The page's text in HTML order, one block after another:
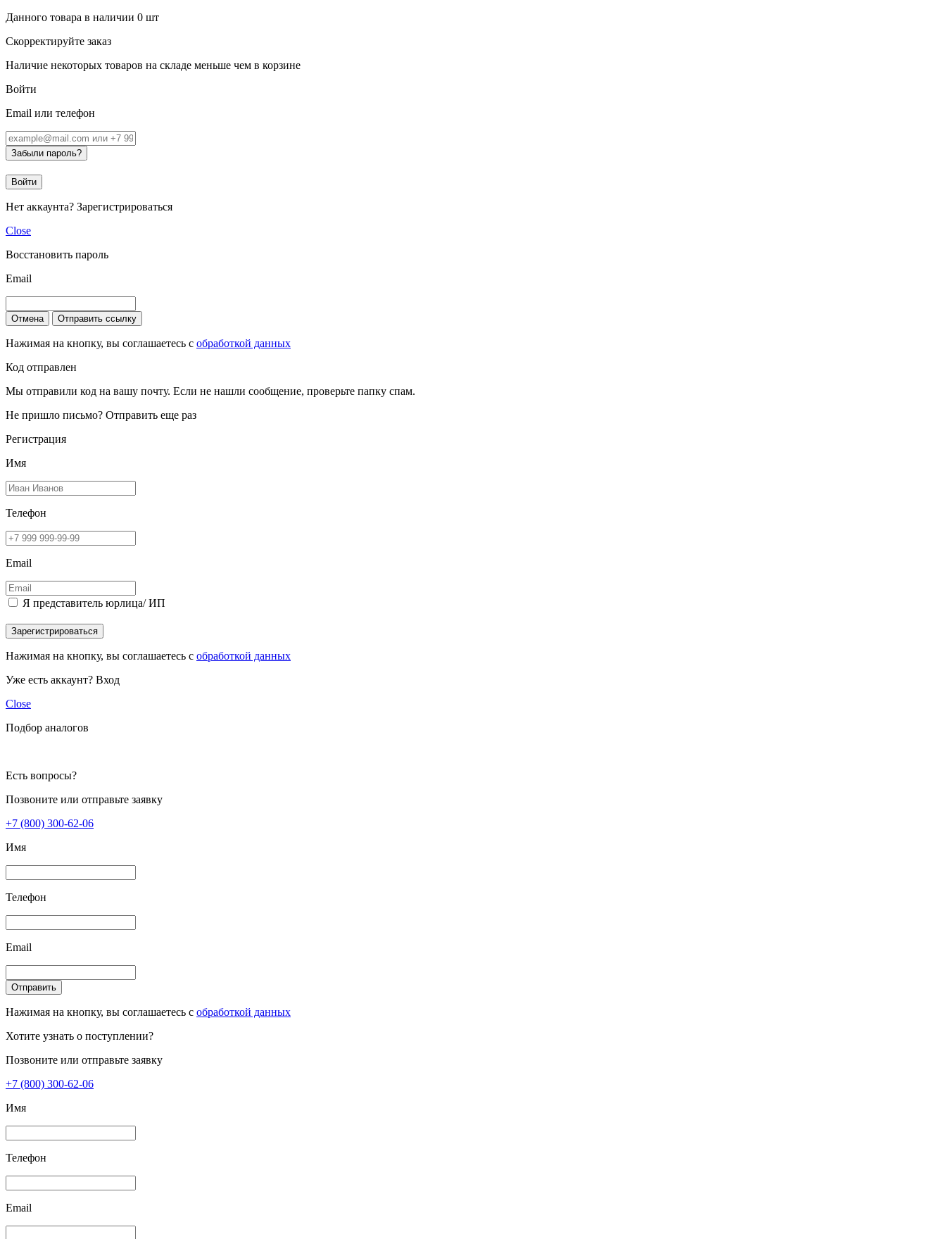
Данного товара в наличии 0 шт
Скорректируйте заказ
Наличие некоторых товаров на складе меньше чем в корзине
Войти
Email или телефон
Забыли пароль?
Войти
Нет аккаунта? Зарегистрироваться
Close
Восстановить пароль
Email
Отмена Отправить ссылку
Нажимая на кнопку, вы соглашаетесь с обработкой данных
Код отправлен
Мы отправили код на вашу почту. Если не нашли сообщение, проверьте папку спам.
Не пришло письмо? Отправить еще раз
Регистрация
Имя
Телефон
Email
Я представитель юрлица/ ИП
Зарегистрироваться
Нажимая на кнопку, вы соглашаетесь с обработкой данных
Уже есть аккаунт? Вход
Close
Подбор аналогов
Есть вопросы?
Позвоните или отправьте заявку
+7 (800) 300-62-06
Имя
Телефон
Email
Отправить
Нажимая на кнопку, вы соглашаетесь с обработкой данных
Хотите узнать о поступлении?
Позвоните или отправьте заявку
+7 (800) 300-62-06
Имя
Телефон
Email